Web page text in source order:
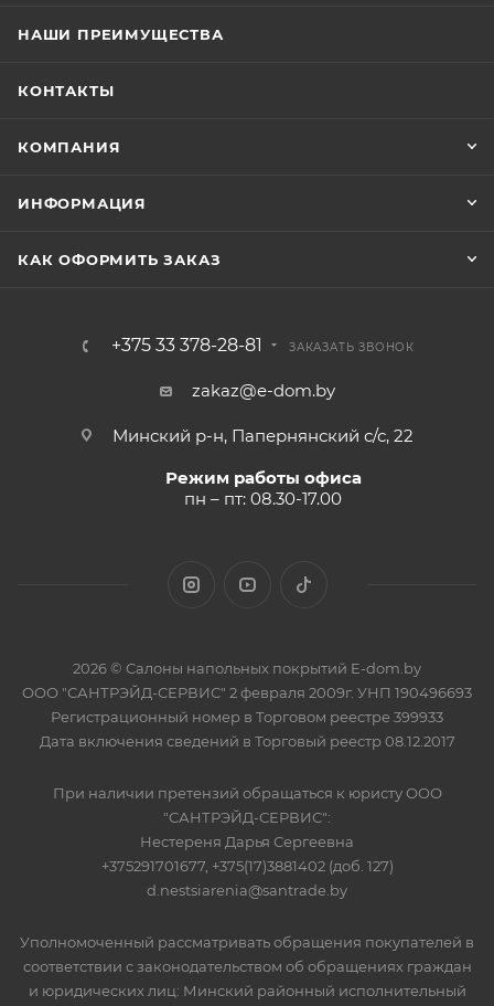
НАШИ ПРЕИМУЩЕСТВА
КОНТАКТЫ
КОМПАНИЯ
ИНФОРМАЦИЯ
КАК ОФОРМИТЬ ЗАКАЗ
+375 33 378-28-81 ЗАКАЗАТЬ ЗВОНОК
zakaz@e-dom.by
Минский р-н, Папернянский с/с, 22
Режим работы офиса
пн – пт: 08.30-17.00
2026 © Салоны напольных покрытий E-dom.by
ООО "САНТРЭЙД-СЕРВИС" 2 февраля 2009г. УНП 190496693
Регистрационный номер в Торговом реестре 399933
Дата включения сведений в Торговый реестр 08.12.2017
При наличии претензий обращаться к юристу ООО
"САНТРЭЙД-СЕРВИС":
Нестереня Дарья Сергеевна
+375291701677, +375(17)3881402 (доб. 127)
d.nestsiarenia@santrade.by
Уполномоченный рассматривать обращения покупателей в
соответствии с законодательством об обращениях граждан
и юридических лиц: Минский районный исполнительный